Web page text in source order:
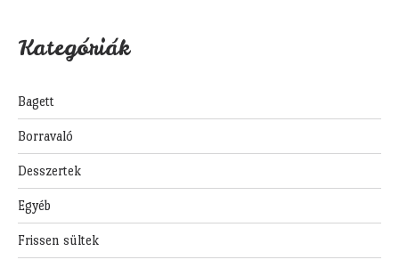
Kategóriák
Bagett
Borravaló
Desszertek
Egyéb
Frissen sültek